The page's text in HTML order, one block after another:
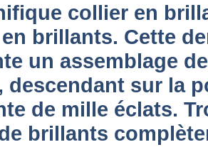
collier en
brillants. Cette
un assemblage
descendant sur la
de mille éclats.
brillants